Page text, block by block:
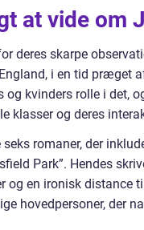
at vide om
deres skarpe
i en tid præget
kvinders rolle i det,
klasser og deres
romaner, der
Park”. Hendes
og en ironisk distance
hovedpersoner, der